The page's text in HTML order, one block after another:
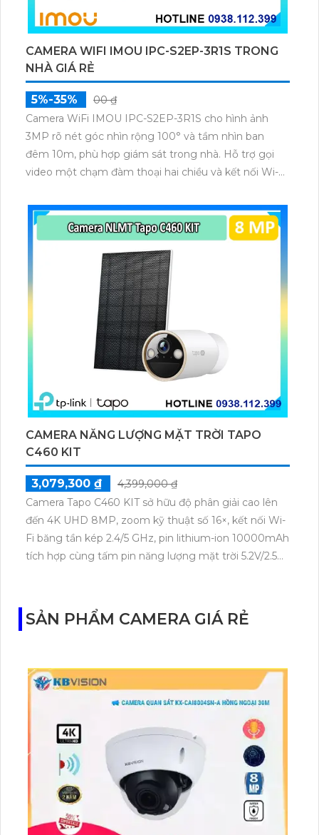
CAMERA WIFI IMOU IPC-S2EP-3R1S TRONG
NHÀ GIÁ RẺ
5%-35%
00 ₫
Camera WiFi IMOU IPC-S2EP-3R1S cho hình ảnh
3MP rõ nét góc nhìn rộng 100° và tầm nhìn ban
đêm 10m, phù hợp giám sát trong nhà. Hỗ trợ gọi
video một chạm đàm thoại hai chiều và kết nối Wi-Fi
microSD tối đa 256GB hoặc lưu đám mây dễ lắp đặt
cho gia đình và văn phòng nhỏ.
CAMERA NĂNG LƯỢNG MẶT TRỜI TAPO
C460 KIT
3,079,300 ₫
4,399,000 ₫
Camera Tapo C460 KIT sở hữu độ phân giải cao lên
đến 4K UHD 8MP, zoom kỹ thuật số 16×, kết nối Wi-
Fi băng tần kép 2.4/5 GHz, pin lithium-ion 10000mAh
tích hợp cùng tấm pin năng lượng mặt trời 5.2V/2.5W.
SẢN PHẨM CAMERA GIÁ RẺ